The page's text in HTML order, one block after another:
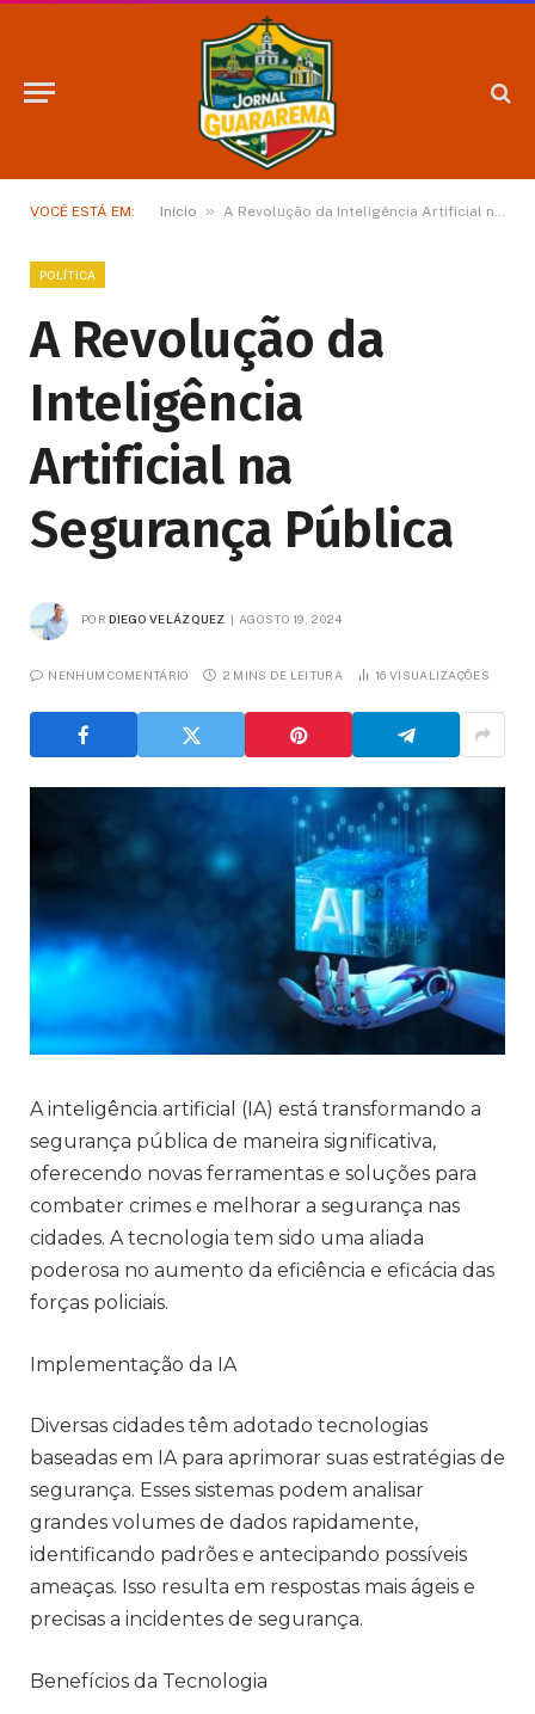
VOCÊ ESTÁ EM: Início » A Revolução da Inteligência Artificial na Segurança Pública
POLÍTICA
A Revolução da
Inteligência
Artificial na
Segurança Pública
POR DIEGO VELÁZQUEZ AGOSTO 19, 2024
NENHUM COMENTÁRIO 2 MINS DE LEITURA 16VISUALIZAÇÕES
A inteligência artificial (IA) está transformando a
segurança pública de maneira significativa,
oferecendo novas ferramentas e soluções para
combater crimes e melhorar a segurança nas
cidades. A tecnologia tem sido uma aliada
poderosa no aumento da eficiência e eficácia das
forças policiais.
Implementação da IA
Diversas cidades têm adotado tecnologias
baseadas em IA para aprimorar suas estratégias de
segurança. Esses sistemas podem analisar
grandes volumes de dados rapidamente,
identificando padrões e antecipando possíveis
ameaças. Isso resulta em respostas mais ágeis e
precisas a incidentes de segurança.
Benefícios da Tecnologia